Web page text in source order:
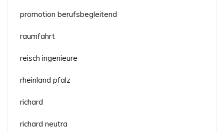
promotion berufsbegleitend
raumfahrt
reisch ingenieure
rheinland pfalz
richard
richard neutra